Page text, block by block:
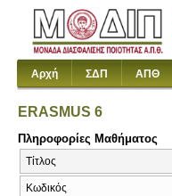
Αρχή ΣΔΠ ΑΠΘ
ERASMUS 6
Πληροφορίες Μαθήματος
Τίτλος
Κωδικός